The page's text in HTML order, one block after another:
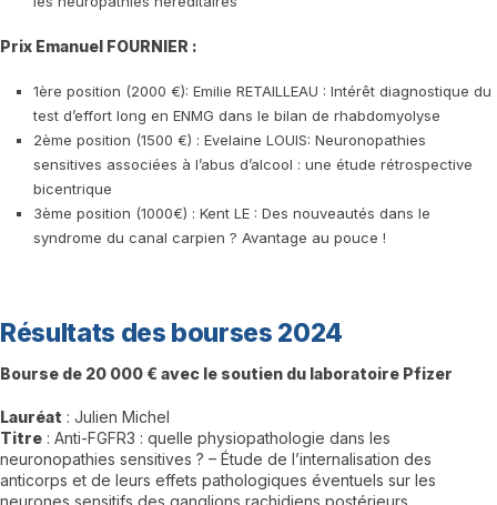
Prix Emanuel FOURNIER :
1ère position (2000 €): Emilie RETAILLEAU : Intérêt diagnostique du
test d’effort long en ENMG dans le bilan de rhabdomyolyse
2ème position (1500 €) : Evelaine LOUIS: Neuronopathies
sensitives associées à l’abus d’alcool : une étude rétrospective
bicentrique
3ème position (1000€) : Kent LE : Des nouveautés dans le
syndrome du canal carpien ? Avantage au pouce !
Résultats des bourses 2024
Bourse de 20 000 € avec le soutien du laboratoire Pfizer
Lauréat : Julien Michel
Titre : Anti-FGFR3 : quelle physiopathologie dans les
neuronopathies sensitives ? – Étude de l’internalisation des
anticorps et de leurs effets pathologiques éventuels sur les
neurones sensitifs des ganglions rachidiens postérieurs.